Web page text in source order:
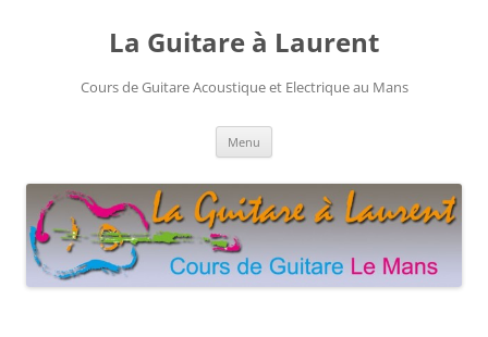
La Guitare à Laurent
Cours de Guitare Acoustique et Electrique au Mans
Menu